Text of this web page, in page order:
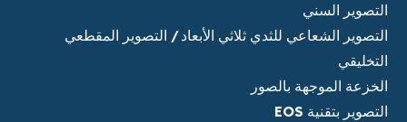
التصوير السني
التصوير الشعاعي للثدي ثلاثي الأبعاد / التصوير المقطعي
التخليقي
الخزعة الموجهة بالصور
التصوير بتقنية EOS